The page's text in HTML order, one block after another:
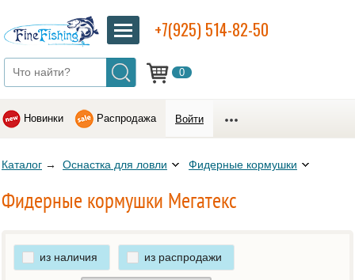
0
+7(925) 514-82-50
Новинки Распродажа Войти
Каталог → Оснастка для ловли Фидерные кормушки
Фидерные кормушки Мегатекс
из наличия из распродажи